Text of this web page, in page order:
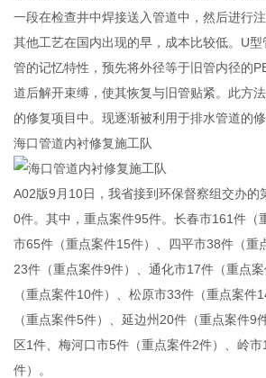
一段在检查井中焊接送入管道中，然后进行
其他工艺在国内出现的早，成本比较低。U
管的记忆特性，预先将外径等于旧管内径的
道后解开束缚，使其恢复与旧管贴紧。此方
的修复项目中。现逐渐被利用于排水管道的修
海口管道内衬修复施工队
A02版9月10日，我省接到环保督察组交办的
0件。其中，重点案件95件。长春市161件（
市65件（重点案件15件）、四平市38件（重
23件（重点案件9件）、通化市17件（重点
（重点案件10件）、松原市33件（重点案件
（重点案件5件）、延边州20件（重点案件9
区1件、梅河口市5件（重点案件2件）、岭
件）。